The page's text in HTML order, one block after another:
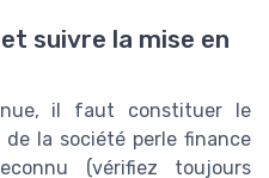
suivre la mise en
il faut constituer le
la société perle finance
(vérifiez toujours